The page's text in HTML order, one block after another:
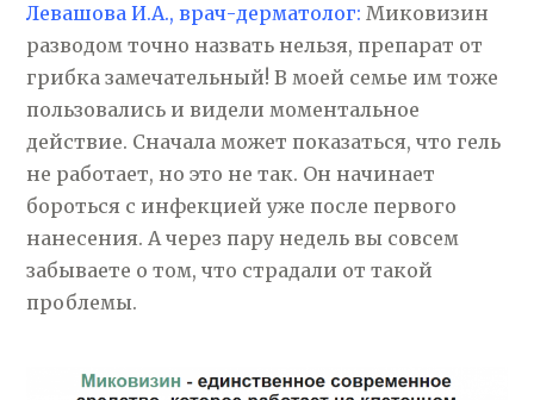
Левашова И.А., врач-дерматолог: Миковизин
разводом точно назвать нельзя, препарат от
грибка замечательный! В моей семье им тоже
пользовались и видели моментальное
действие. Сначала может показаться, что гель
не работает, но это не так. Он начинает
бороться с инфекцией уже после первого
нанесения. А через пару недель вы совсем
забываете о том, что страдали от такой
проблемы.